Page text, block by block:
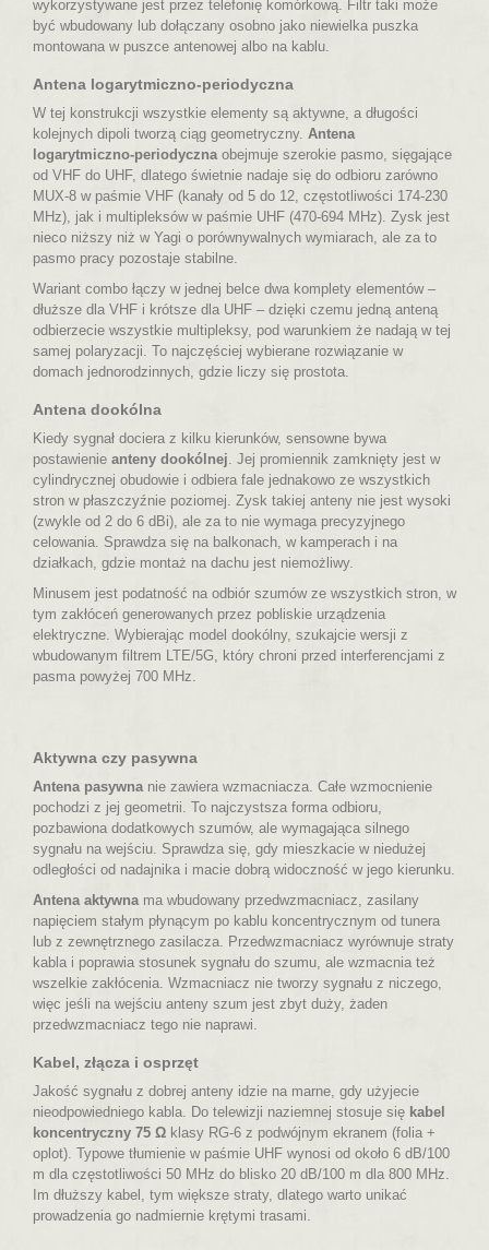
wykorzystywane jest przez telefonię komórkową. Filtr taki może
być wbudowany lub dołączany osobno jako niewielka puszka
montowana w puszce antenowej albo na kablu.
Antena logarytmiczno-periodyczna
W tej konstrukcji wszystkie elementy są aktywne, a długości
kolejnych dipoli tworzą ciąg geometryczny. Antena
logarytmiczno-periodyczna obejmuje szerokie pasmo, sięgające
od VHF do UHF, dlatego świetnie nadaje się do odbioru zarówno
MUX-8 w paśmie VHF (kanały od 5 do 12, częstotliwości 174-230
MHz), jak i multipleksów w paśmie UHF (470-694 MHz). Zysk jest
nieco niższy niż w Yagi o porównywalnych wymiarach, ale za to
pasmo pracy pozostaje stabilne.
Wariant combo łączy w jednej belce dwa komplety elementów –
dłuższe dla VHF i krótsze dla UHF – dzięki czemu jedną anteną
odbierzecie wszystkie multipleksy, pod warunkiem że nadają w tej
samej polaryzacji. To najczęściej wybierane rozwiązanie w
domach jednorodzinnych, gdzie liczy się prostota.
Antena dookólna
Kiedy sygnał dociera z kilku kierunków, sensowne bywa
postawienie anteny dookólnej . Jej promiennik zamknięty jest w
cylindrycznej obudowie i odbiera fale jednakowo ze wszystkich
stron w płaszczyźnie poziomej. Zysk takiej anteny nie jest wysoki
(zwykle od 2 do 6 dBi), ale za to nie wymaga precyzyjnego
celowania. Sprawdza się na balkonach, w kamperach i na
działkach, gdzie montaż na dachu jest niemożliwy.
Minusem jest podatność na odbiór szumów ze wszystkich stron, w
tym zakłóceń generowanych przez pobliskie urządzenia
elektryczne. Wybierając model dookólny, szukajcie wersji z
wbudowanym filtrem LTE/5G , który chroni przed interferencjami z
pasma powyżej 700 MHz.
Aktywna czy pasywna
Antena pasywna nie zawiera wzmacniacza. Całe wzmocnienie
pochodzi z jej geometrii. To najczystsza forma odbioru,
pozbawiona dodatkowych szumów, ale wymagająca silnego
sygnału na wejściu. Sprawdza się, gdy mieszkacie w niedużej
odległości od nadajnika i macie dobrą widoczność w jego kierunku.
Antena aktywna ma wbudowany przedwzmacniacz, zasilany
napięciem stałym płynącym po kablu koncentrycznym od tunera
lub z zewnętrznego zasilacza. Przedwzmacniacz wyrównuje straty
kabla i poprawia stosunek sygnału do szumu, ale wzmacnia też
wszelkie zakłócenia. Wzmacniacz nie tworzy sygnału z niczego
więc jeśli na wejściu anteny szum jest zbyt duży, żaden
przedwzmacniacz tego nie naprawi.
Kabel, złącza i osprzęt
Jakość sygnału z dobrej anteny idzie na marne, gdy użyjecie
nieodpowiedniego kabla. Do telewizji naziemnej stosuje się kabel
koncentryczny 75 Ω klasy RG-6 z podwójnym ekranem (folia +
oplot). Typowe tłumienie w paśmie UHF wynosi od około 6 dB/100
m dla częstotliwości 50 MHz do blisko 20 dB/100 m dla 800 MHz.
Im dłuższy kabel, tym większe straty, dlatego warto unikać
prowadzenia go nadmiernie krętymi trasami.